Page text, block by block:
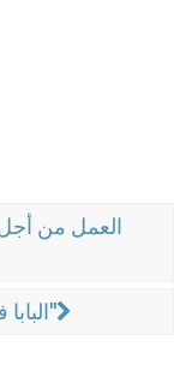
العمل من
البابا فرنسيس: التطويبات هي "الوصايا الجديدة"